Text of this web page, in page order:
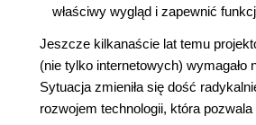
właściwy wygląd i zapewnić
Jeszcze kilkanaście lat temu
(nie tylko internetowych) wymagało
Sytuacja zmieniła się dość
rozwojem technologii, która